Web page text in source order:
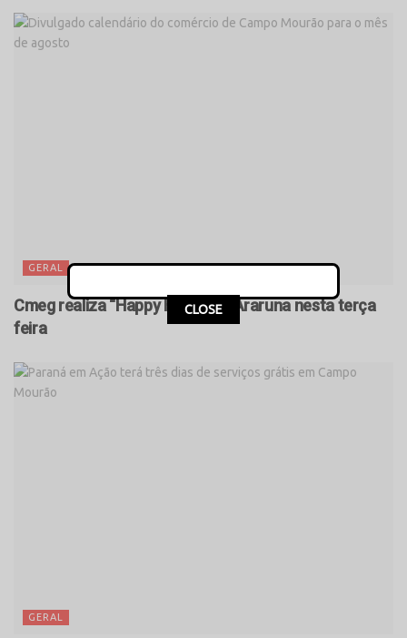
GERAL
Cmeg realiza “Happy Hour” em Araruna nesta terça
feira
GERAL
CLOSE